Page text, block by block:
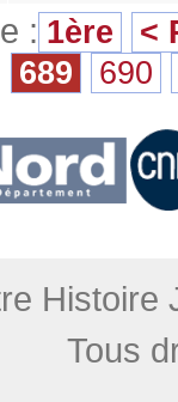
: 1ère
<
689
690
Histoire
Tous